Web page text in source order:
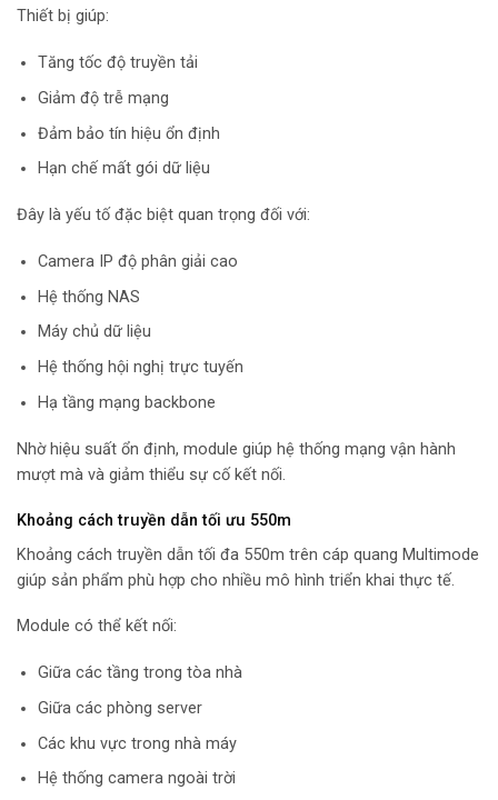
Thiết bị giúp:
Tăng tốc độ truyền tải
Giảm độ trễ mạng
Đảm bảo tín hiệu ổn định
Hạn chế mất gói dữ liệu
Đây là yếu tố đặc biệt quan trọng đối với:
Camera IP độ phân giải cao
Hệ thống NAS
Máy chủ dữ liệu
Hệ thống hội nghị trực tuyến
Hạ tầng mạng backbone
Nhờ hiệu suất ổn định, module giúp hệ thống mạng vận hành
mượt mà và giảm thiểu sự cố kết nối.
Khoảng cách truyền dẫn tối ưu 550m
Khoảng cách truyền dẫn tối đa 550m trên cáp quang Multimode
giúp sản phẩm phù hợp cho nhiều mô hình triển khai thực tế.
Module có thể kết nối:
Giữa các tầng trong tòa nhà
Giữa các phòng server
Các khu vực trong nhà máy
Hệ thống camera ngoài trời